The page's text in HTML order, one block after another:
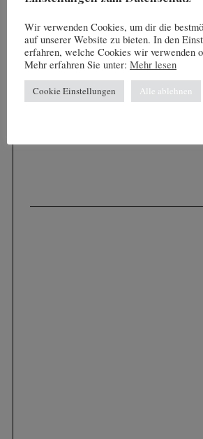
Wir verwenden Cookies, um dir die
auf unserer Website zu bieten. In den
erfahren, welche Cookies wir verwenden
Mehr erfahren Sie unter: Mehr lesen
Cookie Einstellungen Alle ablehnen